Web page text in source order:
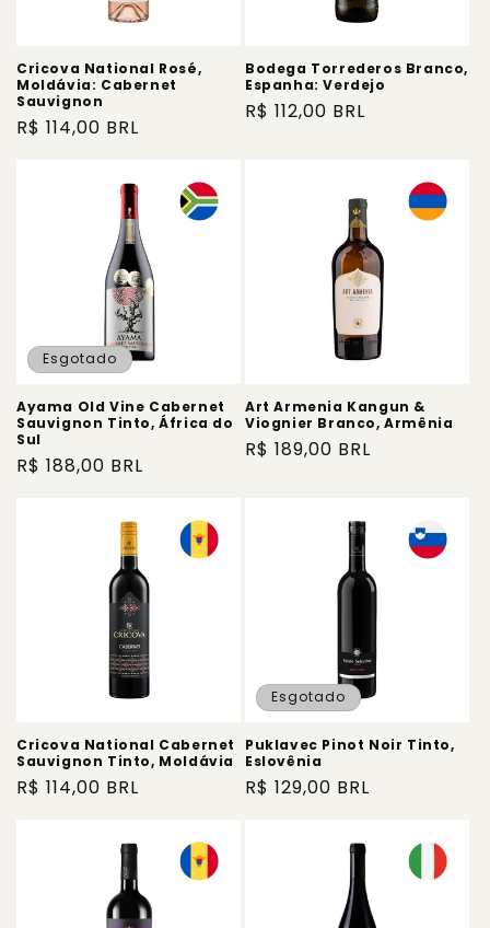
Cricova National Rosé,
Moldávia: Cabernet
Sauvignon
Preço
R$ 114,00 BRL
Bodega Torrederos Branco,
Espanha: Verdejo
Preço
R$ 112,00 BRL
Esgotado
Ayama Old Vine Cabernet
Sauvignon Tinto, África do
Sul
Preço
R$ 188,00 BRL
Art Armenia Kangun &
Viognier Branco, Armênia
Preço
R$ 189,00 BRL
Cricova National Cabernet
Sauvignon Tinto, Moldávia
Preço
R$ 114,00 BRL
Esgotado
Puklavec Pinot Noir Tinto,
Eslovênia
Preço
R$ 129,00 BRL